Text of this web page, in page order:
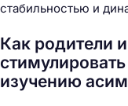
стабильностью и
Как родители
изучению